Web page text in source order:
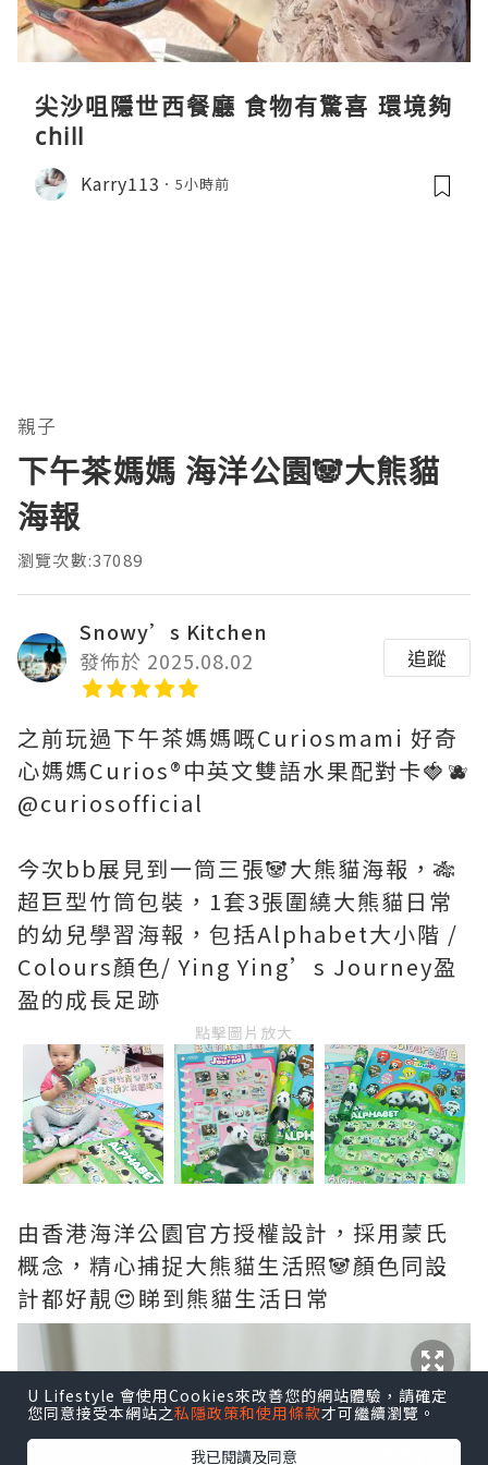
尖沙咀隱世西餐廳 食物有驚喜 環境夠
chill
Karry113 5小時前
親子
下午茶媽媽 海洋公園🐼大熊貓
海報
瀏覽次數:37089
Snowy’s Kitchen
發佈於 2025.08.02
追蹤
之前玩過下午茶媽媽嘅Curiosmami 好奇
心媽媽Curios®️中英文雙語水果配對卡🍓🫐
@curiosofficial
今次bb展見到一筒三張🐼大熊貓海報，🎋
超巨型竹筒包裝，1套3張圍繞大熊貓日常
的幼兒學習海報，包括Alphabet大小階 /
Colours顏色/ Ying Ying’s Journey盈
盈的成長足跡
點擊圖片放大
由香港海洋公園官方授權設計，採用蒙氏
概念，精心捕捉大熊貓生活照🐼顏色同設
計都好靚😍睇到熊貓生活日常
U Lifestyle 會使用Cookies來改善您的網站體驗，請確定
您同意接受本網站之私隱政策和使用條款才可繼續瀏覽。
我已閱讀及同意